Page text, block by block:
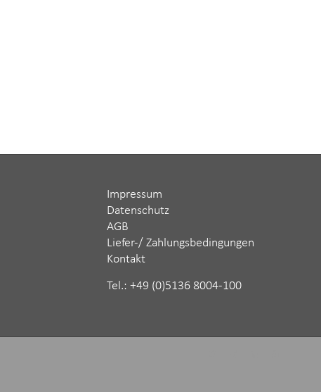
Impressum
Datenschutz
AGB
Liefer-/ Zahlungsbedingungen
Kontakt
Tel.: ‪+49 (0)5136 8004-100